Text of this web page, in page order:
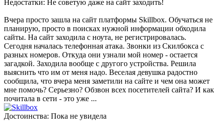
Недостатки: Не советую даже на сайт заходить!
Вчера просто зашла на сайт платформы Skillbox. Обучаться не
планирую, просто в поисках нужной информации обходила
сайты. На сайт заходила с ноута, не регистрировалась.
Сегодня началась телефонная атака. Звонки из Скилбокса с
разных номеров. Откуда они узнали мой номер - остается
загадкой. Заходила вообще с другого устройства. Решила
выяснить что им от меня надо. Веселая девушка радостно
сообщила, что вчера меня заметили на сайте и чем она может
мне помочь? Серьезно? Обзвон всех посетителей сайта? И как
почитала в сети - это уже ...
Достоинства: Пока не увидела